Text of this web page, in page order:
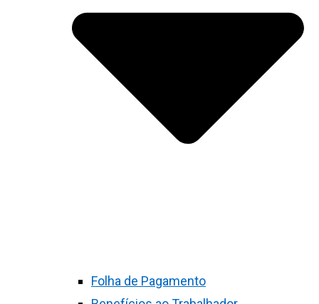
Folha de Pagamento